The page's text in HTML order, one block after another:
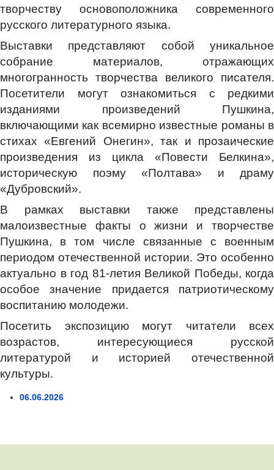
творчеству основоположника современного
русского литературного языка.
Выставки представляют собой уникальное
собрание материалов, отражающих
многогранность творчества великого писателя.
Посетители могут ознакомиться с редкими
изданиями произведений Пушкина,
включающими как всемирно известные романы в
стихах «Евгений Онегин», так и прозаические
произведения из цикла «Повести Белкина»,
историческую поэму «Полтава» и драму
«Дубровский».
В рамках выставки также представлены
малоизвестные факты о жизни и творчестве
Пушкина, в том числе связанные с военным
периодом отечественной истории. Это особенно
актуально в год 81-летия Великой Победы, когда
особое значение придается патриотическому
воспитанию молодежи.
Посетить экспозицию могут читатели всех
возрастов, интересующиеся русской
литературой и историей отечественной
культуры.
06.06.2026